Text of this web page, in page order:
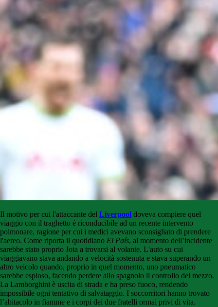
Il motivo per cui l'attaccante del Liverpool doveva compiere quel
viaggio con il traghetto è riconducibile ad un recente intervento
polmonare, ragione per cui i medici avevano sconsigliato di prendere
l'aereo. Come riporta il quotidiano El País, al momento dell’incidente
sarebbe stato proprio Jota a trovarsi al volante. L'auto su cui
viaggiavano stava andando a velocità sostenuta e stava superando un
altro veicolo quando, proprio in quel momento, uno pneumatico
sarebbe esploso, facendo perdere allo spagnolo il controllo del mezzo.
La Lamborghini è uscita di strada e ha preso fuoco, rendendo
impossibile ogni tentativo di salvataggio. I soccorritori hanno trovato
l’abitacolo in fiamme e i corpi dei due fratelli ormai privi di vita.